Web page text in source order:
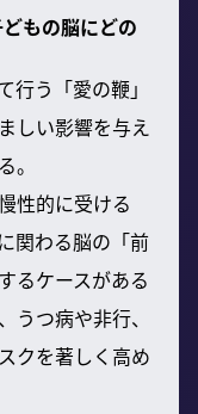
もの脳にどの
う「愛の鞭」
しい影響を与え
。
性的に受ける
関わる脳の「前
るケースがある
つ病や非行、
クを著しく高め